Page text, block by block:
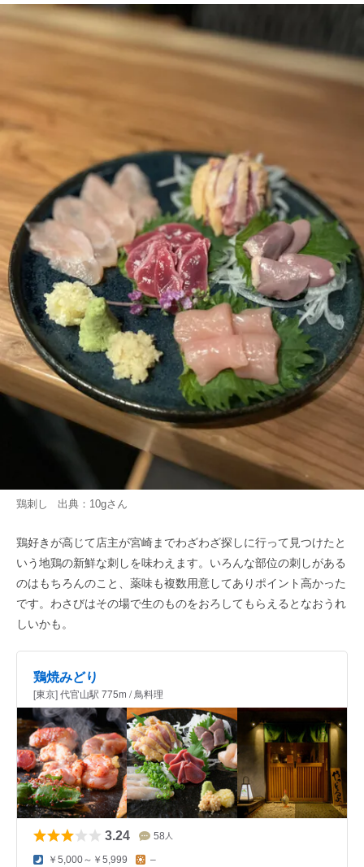
鶏刺し 出典： 10gさん
鶏好きが高じて店主が宮崎までわざわざ探しに行って見つけたと
いう地鶏の新鮮な刺しを味わえます。いろんな部位の刺しがある
のはもちろんのこと、薬味も複数用意してありポイント高かった
です。わさびはその場で生のものをおろしてもらえるとなおうれ
しいかも。
鶏焼みどり
[東京] 代官山駅 775m / 鳥料理
3.24 58 人
￥5,000～￥5,999 –